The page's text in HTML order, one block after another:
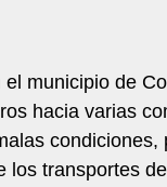
el municipio de
hacia varias
condiciones,
los transportes